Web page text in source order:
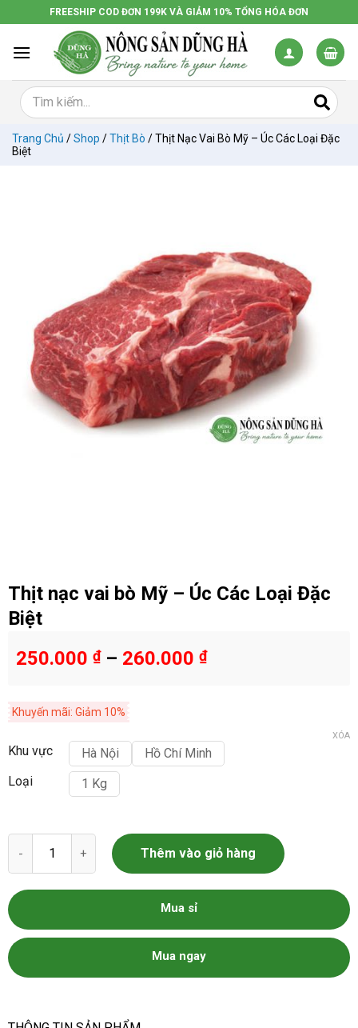
đến
dung
FREESHIP COD ĐƠN 199K VÀ GIẢM 10% TỔNG HÓA ĐƠN
Trang Chủ /Shop /Thịt Bò /Thịt Nạc Vai Bò Mỹ – Úc Các Loại Đặc
Biệt
Thịt nạc vai bò Mỹ – Úc Các Loại Đặc
Biệt
250.000 ₫– 260.000 ₫
Khuyến mãi: Giảm 10%
Khu vực Hà Nội
Hồ Chí Minh
Loại
1 Kg
XÓA
Thịt nạc vai bò Mỹ - Úc Các Loại Đặc Biệt số lượng
Thêm vào giỏ hàng
Mua sỉ
Mua ngay